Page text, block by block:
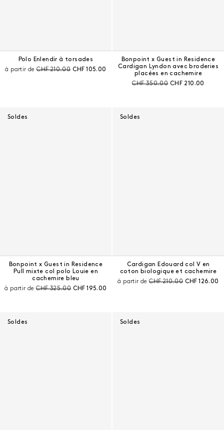
Polo Enlendir à torsades
à partir dePrix avant remise :
CHF 210.00 Prix courant :
CHF 105.00
Bonpoint x Guest in Residence
Cardigan Lyndon avec broderies
placées en cachemire
Prix avant remise :
CHF 350.00 Prix courant :
CHF 210.00
Soldes
Bonpoint x Guest in Residence
Pull mixte col polo Louie en
cachemire bleu
à partir dePrix avant remise :
CHF 325.00 Prix courant :
CHF 195.00
Soldes
Cardigan Edouard col V en
coton biologique et cachemire
à partir dePrix avant remise :
CHF 210.00 Prix courant
CHF 126.00
Soldes Soldes